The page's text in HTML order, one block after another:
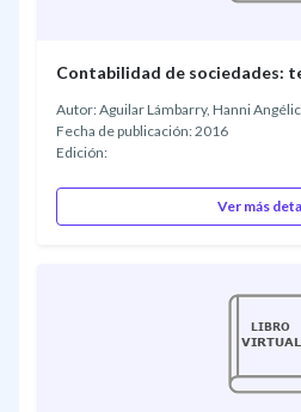
Contabilidad de sociedades:
Autor: Aguilar Lámbarry, Hanni
Fecha de publicación: 2016
Edición:
Ver más